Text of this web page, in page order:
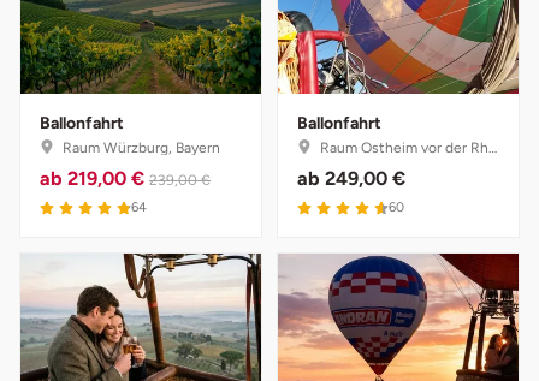
Ballonfahrt
Raum Würzburg, Bayern
ab 219,00 € 239,00 €
64
Ballonfahrt
Raum Ostheim vor der Rhön, Bayern
ab 249,00 €
60